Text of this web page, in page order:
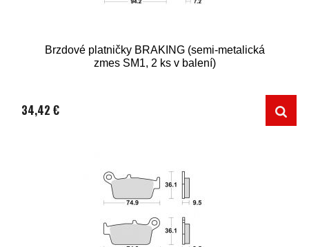
Brzdové platničky BRAKING (semi-metalická
zmes SM1, 2 ks v balení)
34,42 €